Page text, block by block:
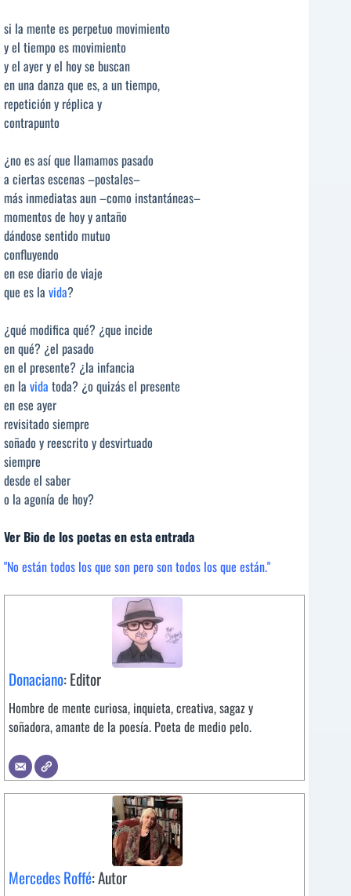
si la mente es perpetuo movimiento
y el tiempo es movimiento
y el ayer y el hoy se buscan
en una danza que es, a un tiempo,
repetición y réplica y
contrapunto
¿no es así que llamamos pasado
a ciertas escenas –postales–
más inmediatas aun –como instantáneas–
momentos de hoy y antaño
dándose sentido mutuo
confluyendo
en ese diario de viaje
que es la vida?
¿qué modifica qué? ¿que incide
en qué? ¿el pasado
en el presente? ¿la infancia
en la vida toda? ¿o quizás el presente
en ese ayer
revisitado siempre
soñado y reescrito y desvirtuado
siempre
desde el saber
o la agonía de hoy?
Ver Bio de los poetas en esta entrada
"No están todos los que son pero son todos los que están."
Donaciano: Editor
Hombre de mente curiosa, inquieta, creativa, sagaz y
soñadora, amante de la poesía. Poeta de medio pelo.
Mercedes Roffé: Autor